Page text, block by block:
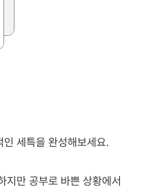
세특을 완성해보세요.
지만 공부로 바쁜 상황에서